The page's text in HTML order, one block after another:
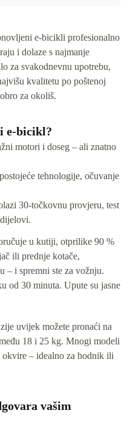
e-bicikli profesionalno
i dolaze s najmanje
za svakodnevnu upotrebu,
kvalitetu po poštenoj
za okoliš.
e-bicikl?
motori i doseg – ali znatno
tehnologije, očuvanje
30-točkovnu provjeru, test
u kutiji, otprilike 90 %
ili prednje kotače,
– i spremni ste za vožnju.
od 30 minuta. Upute su jasne
uvijek možete pronaći na
18 i 25 kg. Mnogi modeli
– idealno za hodnik ili
vašim